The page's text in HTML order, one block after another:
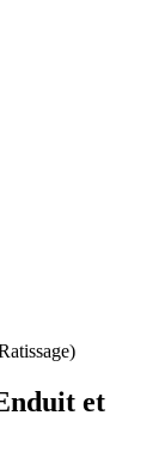
et